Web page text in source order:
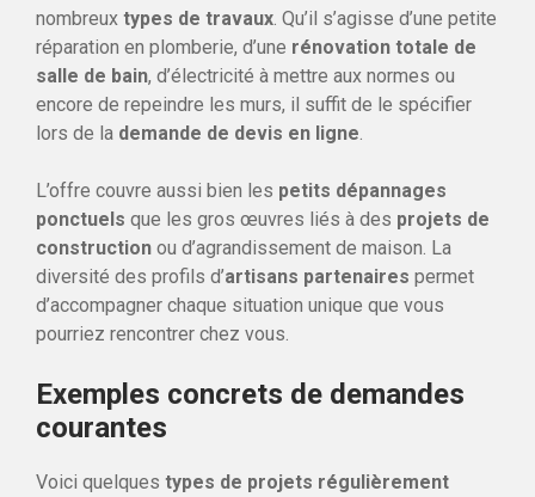
nombreux types de travaux. Qu’il s’agisse d’une petite
réparation en plomberie, d’une rénovation totale de
salle de bain, d’électricité à mettre aux normes ou
encore de repeindre les murs, il suffit de le spécifier
lors de la demande de devis en ligne.
L’offre couvre aussi bien les petits dépannages
ponctuels que les gros œuvres liés à des projets de
construction ou d’agrandissement de maison. La
diversité des profils d’artisans partenaires permet
d’accompagner chaque situation unique que vous
pourriez rencontrer chez vous.
Exemples concrets de demandes
courantes
Voici quelques types de projets régulièrement